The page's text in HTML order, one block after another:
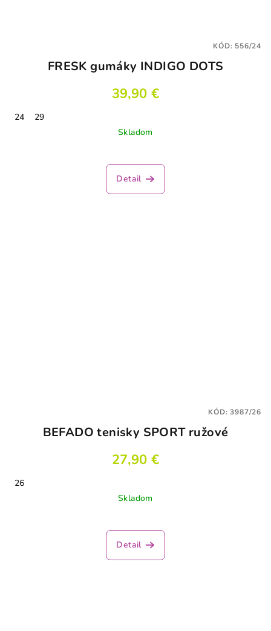
FRESK gumáky INDIGO DOTS
39,90 €
24
29
Skladom
Detail
KÓD: 556/24
BEFADO tenisky SPORT ružové
27,90 €
26
Skladom
Detail
KÓD:3987/26